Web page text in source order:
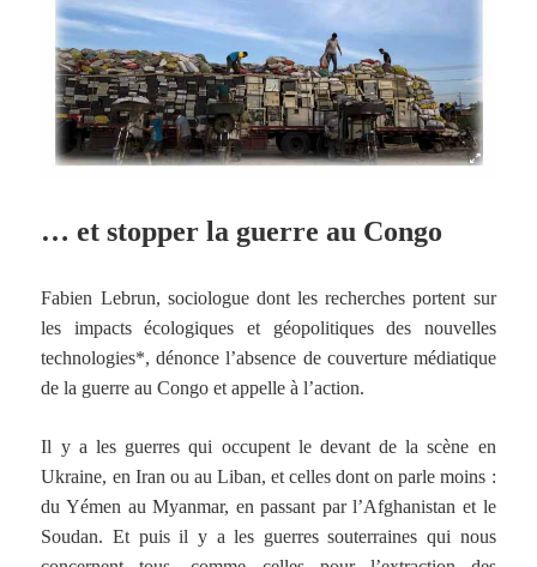
… et stopper la guerre au Congo
Fabien Lebrun, sociologue dont les recherches portent sur
les impacts écologiques et géopolitiques des nouvelles
technologies*, dénonce l’absence de couverture médiatique
de la guerre au Congo et appelle à l’action.
Il y a les guerres qui occupent le devant de la scène en
Ukraine, en Iran ou au Liban, et celles dont on parle moins :
du Yémen au Myanmar, en passant par l’Afghanistan et le
Soudan. Et puis il y a les guerres souterraines qui nous